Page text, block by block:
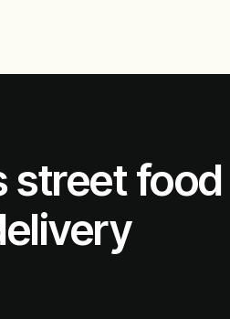
street food